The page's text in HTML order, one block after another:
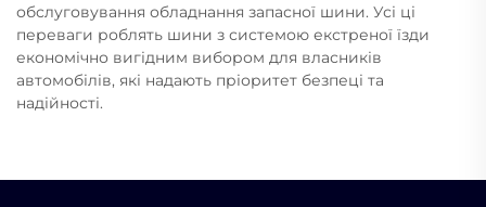
обслуговування обладнання запасної шини. Усі ці
переваги роблять шини з системою екстреної їзди
економічно вигідним вибором для власників
автомобілів, які надають пріоритет безпеці та
надійності.